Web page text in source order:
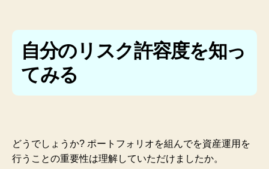
自分のリスク許容度を知っ
てみる
どうでしょうか? ポートフォリオを組んでを資産運用を
行うことの重要性は理解していただけましたか。